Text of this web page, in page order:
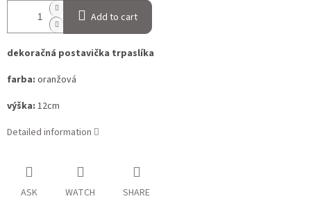
Add to cart
dekoračná postavička trpaslíka
farba: oranžová
výška: 12cm
Detailed information
ASK WATCH SHARE